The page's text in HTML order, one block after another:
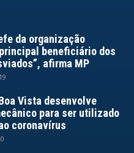
da organização
beneficiário dos
afirma MP
Vista desenvolve
para ser utilizado
coronavírus